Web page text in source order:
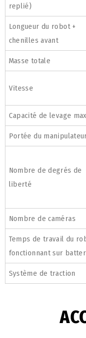
replié)
Longueur du robot +
chenilles avant
Masse totale
Vitesse
Capacité de levage
Portée du
Nombre de degrés de
liberté
Nombre de caméras
Temps de travail du
fonctionnant sur
Système de traction